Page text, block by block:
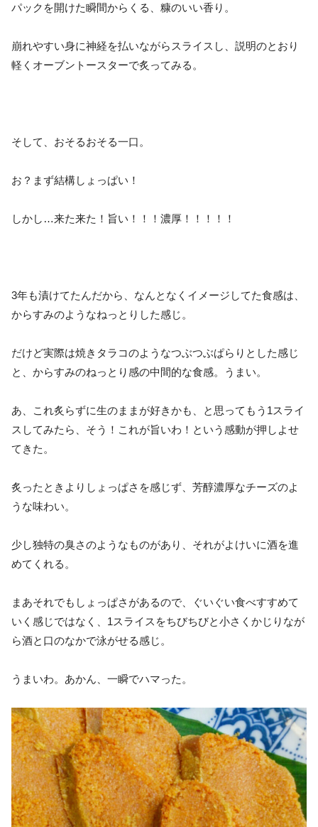
パックを開けた瞬間からくる、糠のいい香り。
崩れやすい身に神経を払いながらスライスし、説明のとおり
軽くオーブントースターで炙ってみる。
そして、おそるおそる一口。
お？まず結構しょっぱい！
しかし…来た来た！旨い！！！濃厚！！！！！
3年も漬けてたんだから、なんとなくイメージしてた食感は、
からすみのようなねっとりした感じ。
だけど実際は焼きタラコのようなつぶつぶぱらりとした感じ
と、からすみのねっとり感の中間的な食感。うまい。
あ、これ炙らずに生のままが好きかも、と思ってもう1スライ
スしてみたら、そう！これが旨いわ！という感動が押しよせ
てきた。
炙ったときよりしょっぱさを感じず、芳醇濃厚なチーズのよ
うな味わい。
少し独特の臭さのようなものがあり、それがよけいに酒を進
めてくれる。
まあそれでもしょっぱさがあるので、ぐいぐい食べすすめて
いく感じではなく、1スライスをちびちびと小さくかじりなが
ら酒と口のなかで泳がせる感じ。
うまいわ。あかん、一瞬でハマった。